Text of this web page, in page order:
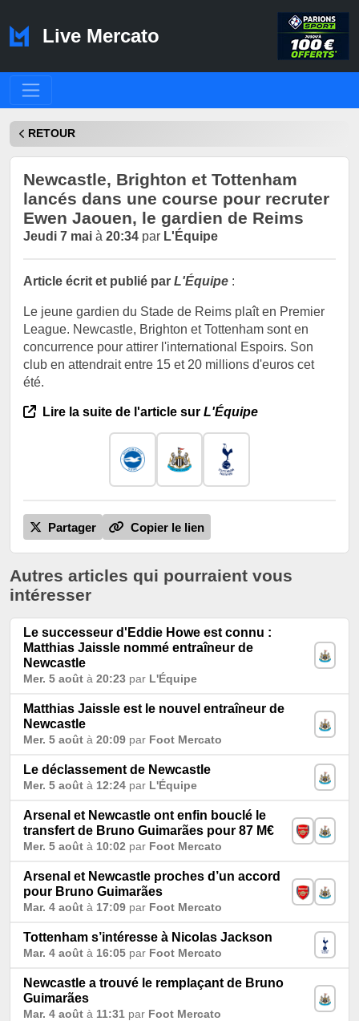
Live Mercato
RETOUR
Newcastle, Brighton et Tottenham
lancés dans une course pour recruter
Ewen Jaouen, le gardien de Reims
Jeudi 7 mai à 20:34 par L'Équipe
Article écrit et publié par L'Équipe :
Le jeune gardien du Stade de Reims plaît en Premier
League. Newcastle, Brighton et Tottenham sont en
concurrence pour attirer l'international Espoirs. Son
club en attendrait entre 15 et 20 millions d'euros cet
été.
Lire la suite de l'article sur L'Équipe
Partager Copier le lien
Autres articles qui pourraient vous
intéresser
Le successeur d'Eddie Howe est connu :
Matthias Jaissle nommé entraîneur de
Newcastle
Mer. 5 août à 20:23 par L'Équipe
Matthias Jaissle est le nouvel entraîneur de
Newcastle
Mer. 5 août à 20:09 par Foot Mercato
Le déclassement de Newcastle
Mer. 5 août à 12:24 par L'Équipe
Arsenal et Newcastle ont enfin bouclé le
transfert de Bruno Guimarães pour 87 M€
Mer. 5 août à 10:02 par Foot Mercato
Arsenal et Newcastle proches d’un accord
pour Bruno Guimarães
Mar. 4 août à 17:09 par Foot Mercato
Tottenham s’intéresse à Nicolas Jackson
Mar. 4 août à 16:05 par Foot Mercato
Newcastle a trouvé le remplaçant de Bruno
Guimarães
Mar. 4 août à 11:31 par Foot Mercato